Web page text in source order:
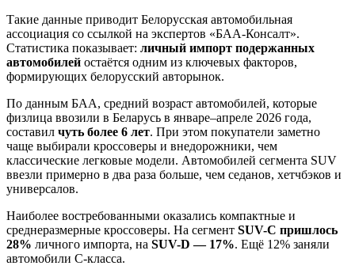
Такие данные приводит Белорусская автомобильная
ассоциация со ссылкой на экспертов «БАА-Консалт».
Статистика показывает: личный импорт подержанных
автомобилей остаётся одним из ключевых факторов,
формирующих белорусский авторынок.
По данным БАА, средний возраст автомобилей, которые
физлица ввозили в Беларусь в январе–апреле 2026 года,
составил чуть более 6 лет. При этом покупатели заметно
чаще выбирали кроссоверы и внедорожники, чем
классические легковые модели. Автомобилей сегмента SUV
ввезли примерно в два раза больше, чем седанов, хетчбэков и
универсалов.
Наиболее востребованными оказались компактные и
среднеразмерные кроссоверы. На сегмент SUV-C пришлось
28% личного импорта, на SUV-D — 17%. Ещё 12% заняли
автомобили C-класса.